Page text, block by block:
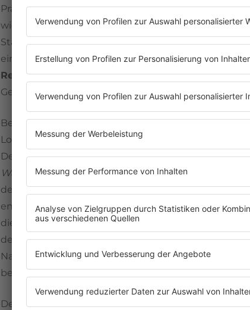
Präsidenten der USA,Ronald Reagan, und seinen
widerholt ausgedrückten "Stolz" auf die militärische
Stärke der USA. Insofern beinhaltet schon der Titel
einen Widerspruch, indem erRonald
ReagangegenMartin Luther King, Jr.stellt, der ja
Gewaltlosigkeit stand.
Bedenkt man der Erfolg von "Pride (In the Name of
Love)", überrascht die profane
DennU2komponierte den Song währen Proben zur
War Tourin den USA.The Edgeimprovisierte
der Probe auf der Bühne. Noch während der Probe
entstand die weitgehende Komposition. Später traf
die Band im Studio des Sängers
den Song weiter auf. Produziert wurde "Pride (In the
Name of Love)" vonBrian Eno, der wieder eine Pause
bei
Roxy Musiceingelegt hatte.
Der U2-SängerBonoerklärt regelmäßig, dass er mit